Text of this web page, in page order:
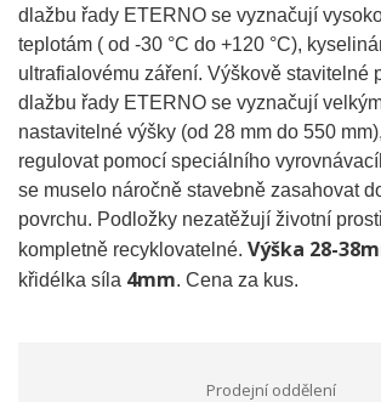
dlažbu řady ETERNO se vyznačují
teplotám ( od -30 °C do +120 °C),
ultrafialovému záření. Výškově stavitelné
dlažbu řady ETERNO se vyznačují
nastavitelné výšky (od 28 mm do 550
regulovat pomocí speciálního
se muselo náročně stavebně zasahovat
povrchu. Podložky nezatěžují životní
kompletně recyklovatelné. Výška 28-
křidélka síla 4mm. Cena za kus.
Prodejní oddělení